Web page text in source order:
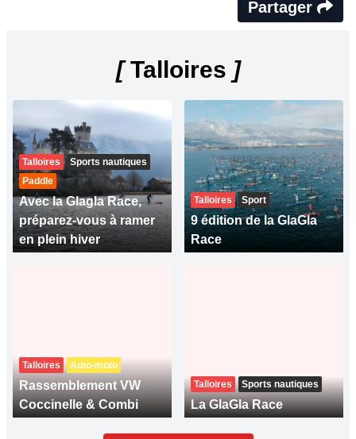
Partager
[Talloires ]
Talloires
Sports nautiques
Paddle
Avec la Glagla Race,
préparez-vous à ramer
en plein hiver
Talloires Sport
9 édition de la GlaGla
Race
Talloires Auto-moto
Rassemblement VW
Coccinelle & Combi
Talloires Sports nautiques
La GlaGla Race